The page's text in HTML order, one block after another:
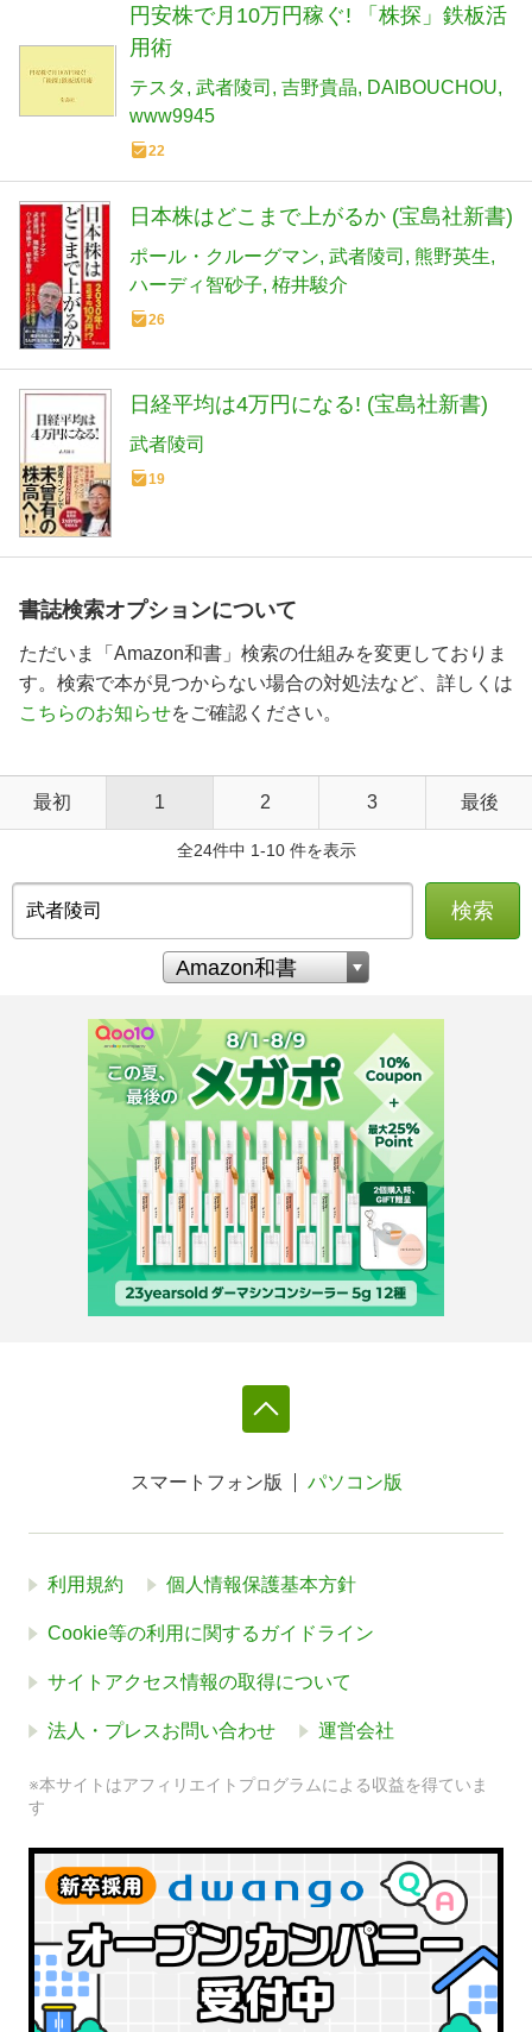
円安株で月10万円稼ぐ! 「株探」鉄板活
用術
テスタ 武者陵司 吉野貴晶
DAIBOUCHOU
www9945
22
日本株はどこまで上がるか (宝島社新書)
ポール・クルーグマン 武者陵司
熊野英生
ハーディ智砂子 栫井駿介
26
日経平均は4万円になる! (宝島社新書)
武者陵司
19
書誌検索オプションについて
ただいま「Amazon和書」検索の仕組みを変更しておりま
す。検索で本が見つからない場合の対処法など、詳しくは
こちらのお知らせをご確認ください。
最初 1 2 3 最後
全24件中 1-10 件を表示
検索
スマートフォン版 パソコン版
利用規約 個人情報保護基本方針
Cookie等の利用に関するガイドライン
サイトアクセス情報の取得について
法人・プレスお問い合わせ 運営会社
※本サイトはアフィリエイトプログラムによる収益を得ていま
す